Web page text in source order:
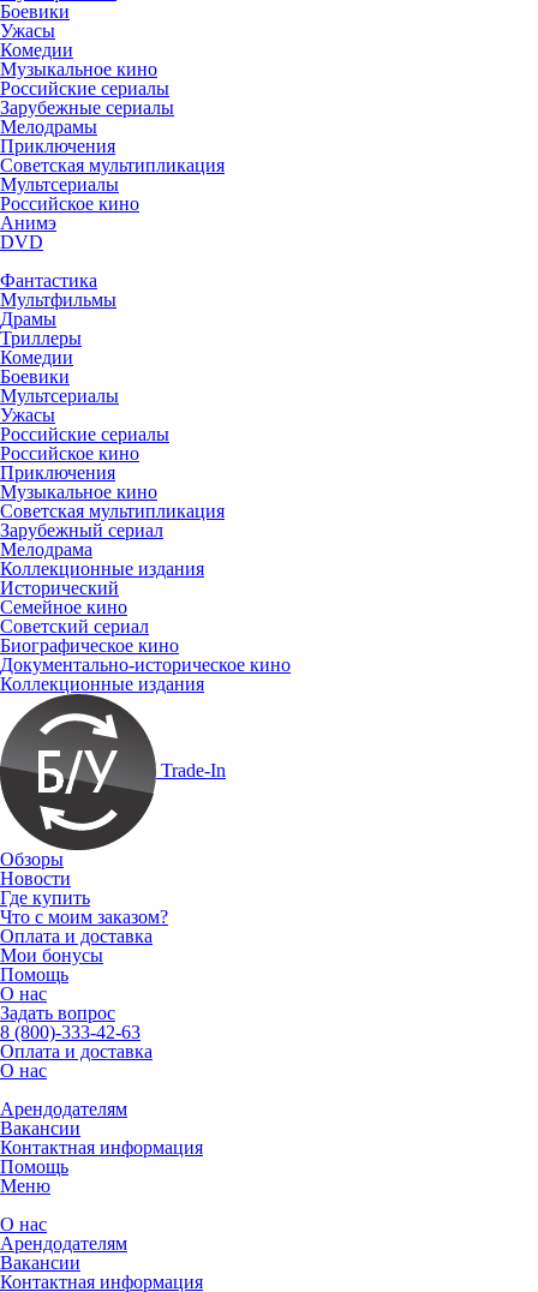
Боевики
Ужасы
Комедии
Музыкальное кино
Российские сериалы
Зарубежные сериалы
Мелодрамы
Приключения
Советская мультипликация
Мультсериалы
Российское кино
Анимэ
DVD
Фантастика
Мультфильмы
Драмы
Триллеры
Комедии
Боевики
Мультсериалы
Ужасы
Российские сериалы
Российское кино
Приключения
Музыкальное кино
Советская мультипликация
Зарубежный сериал
Мелодрама
Коллекционные издания
Исторический
Семейное кино
Советский сериал
Биографическое кино
Документально-историческое кино
Коллекционные издания
Trade-In
Обзоры
Новости
Где купить
Что с моим заказом?
Оплата и доставка
Мои бонусы
Помощь
О нас
Задать вопрос
8 (800)-333-42-63
Оплата и доставка
О нас
Арендодателям
Вакансии
Контактная информация
Помощь
Меню
О нас
Арендодателям
Вакансии
Контактная информация